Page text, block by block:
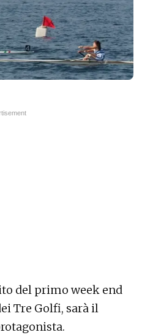
del primo week end
Tre Golfi, sarà il